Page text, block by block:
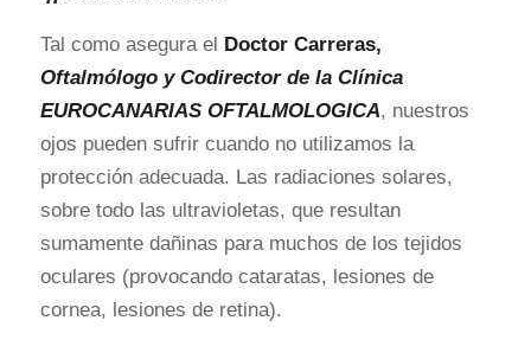
Tal como asegura el Doctor Carreras,
Oftalmólogo y Codirector de la Clínica
EUROCANARIAS OFTALMOLOGICA, nuestros
ojos pueden sufrir cuando no utilizamos la
protección adecuada. Las radiaciones solares,
sobre todo las ultravioletas, que resultan
sumamente dañinas para muchos de los tejidos
oculares (provocando cataratas, lesiones de
cornea, lesiones de retina).